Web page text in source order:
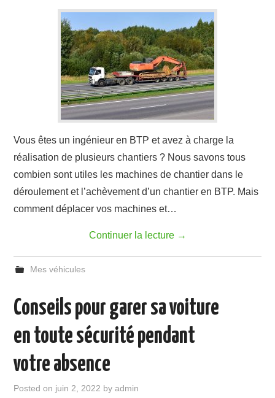
Vous êtes un ingénieur en BTP et avez à charge la
réalisation de plusieurs chantiers ? Nous savons tous
combien sont utiles les machines de chantier dans le
déroulement et l’achèvement d’un chantier en BTP. Mais
comment déplacer vos machines et…
Continuer la lecture →
Mes véhicules
Conseils pour garer sa voiture
en toute sécurité pendant
votre absence
Posted on juin 2, 2022 byadmin